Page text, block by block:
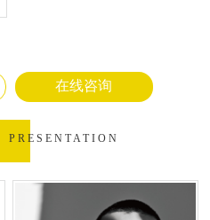
在线咨询
PRESENTATION